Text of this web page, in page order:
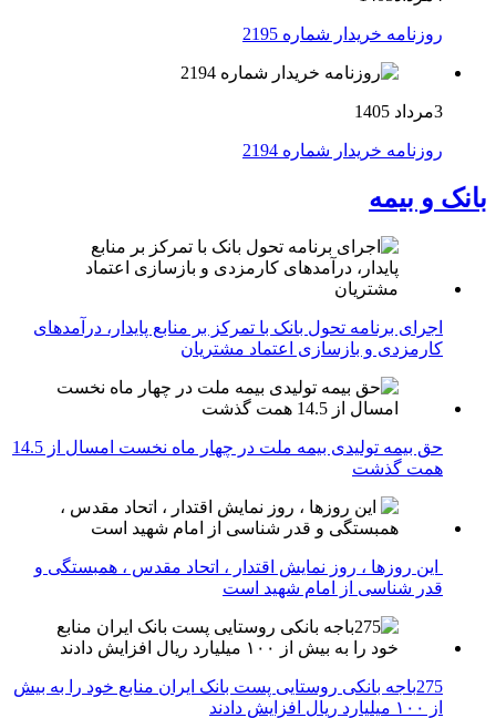
روزنامه خریدار شماره 2195
3مرداد 1405
روزنامه خریدار شماره 2194
بانک و بیمه
اجرای برنامه تحول بانک با تمرکز بر منابع پایدار، درآمدهای
کارمزدی و بازسازی اعتماد مشتریان
حق بیمه تولیدی بیمه ملت در چهار ماه نخست امسال از 14.5
همت گذشت
این روزها ، روز نمایش اقتدار ، اتحاد مقدس ، همبستگی و
قدر شناسی از امام شهید است
275باجه بانکی روستایی پست بانک ایران منابع خود را به بیش
از ۱۰۰ میلیارد ریال افزایش دادند